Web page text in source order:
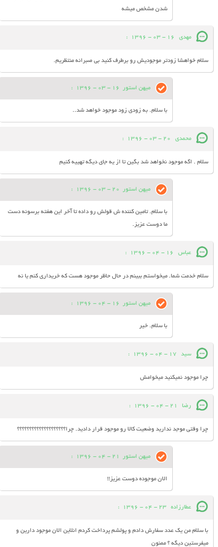
شدن مشخص میشه
مهدی 16 - 03 - 1396
:
سلام خواهشا زودتر موجودیش رو برطرف کنید بی صبرانه منتظریم.
میهن استور 16 - 03 - 1396
:
با سلام. به زودی زود موجود خواهد شد..
محمدی 20 - 03 - 1396
:
سلام . اگه موجود نخواهد شد بگین تا از یه جای دیگه تهییه کنیم
میهن استور 20 - 03 - 1396
:
با سلام. تامین کننده ش قولش رو داده تا آخر این هفته برسونه دست
ما دوست عزیز.
عباس 16 - 04 - 1396
:
سلام خدمت شما. میخواستم ببینم در حال حاظر موجود هست که خریداری کنم یا نه
میهن استور 16 - 04 - 1396
:
با سلام. خیر
سید 17 - 04 - 1396
:
چرا موجود نمیکنید میخوامش
رضا 21 - 04 - 1396
:
چرا وقتی موجد ندارید وضعیت کالا رو موجود قرار دادید. چرا؟؟؟؟؟؟؟؟؟؟؟؟؟؟؟؟؟؟؟؟
میهن استور 21 - 04 - 1396
:
الان موجوده دوست عزیز!!
عطارزاده 23 - 04 - 1396
:
با سلام من يك عدد سفارش دادم و پولشم پرداخت كردم انلاين الان موجود دارين و
ميفرستين ديگه ؟ ممنون